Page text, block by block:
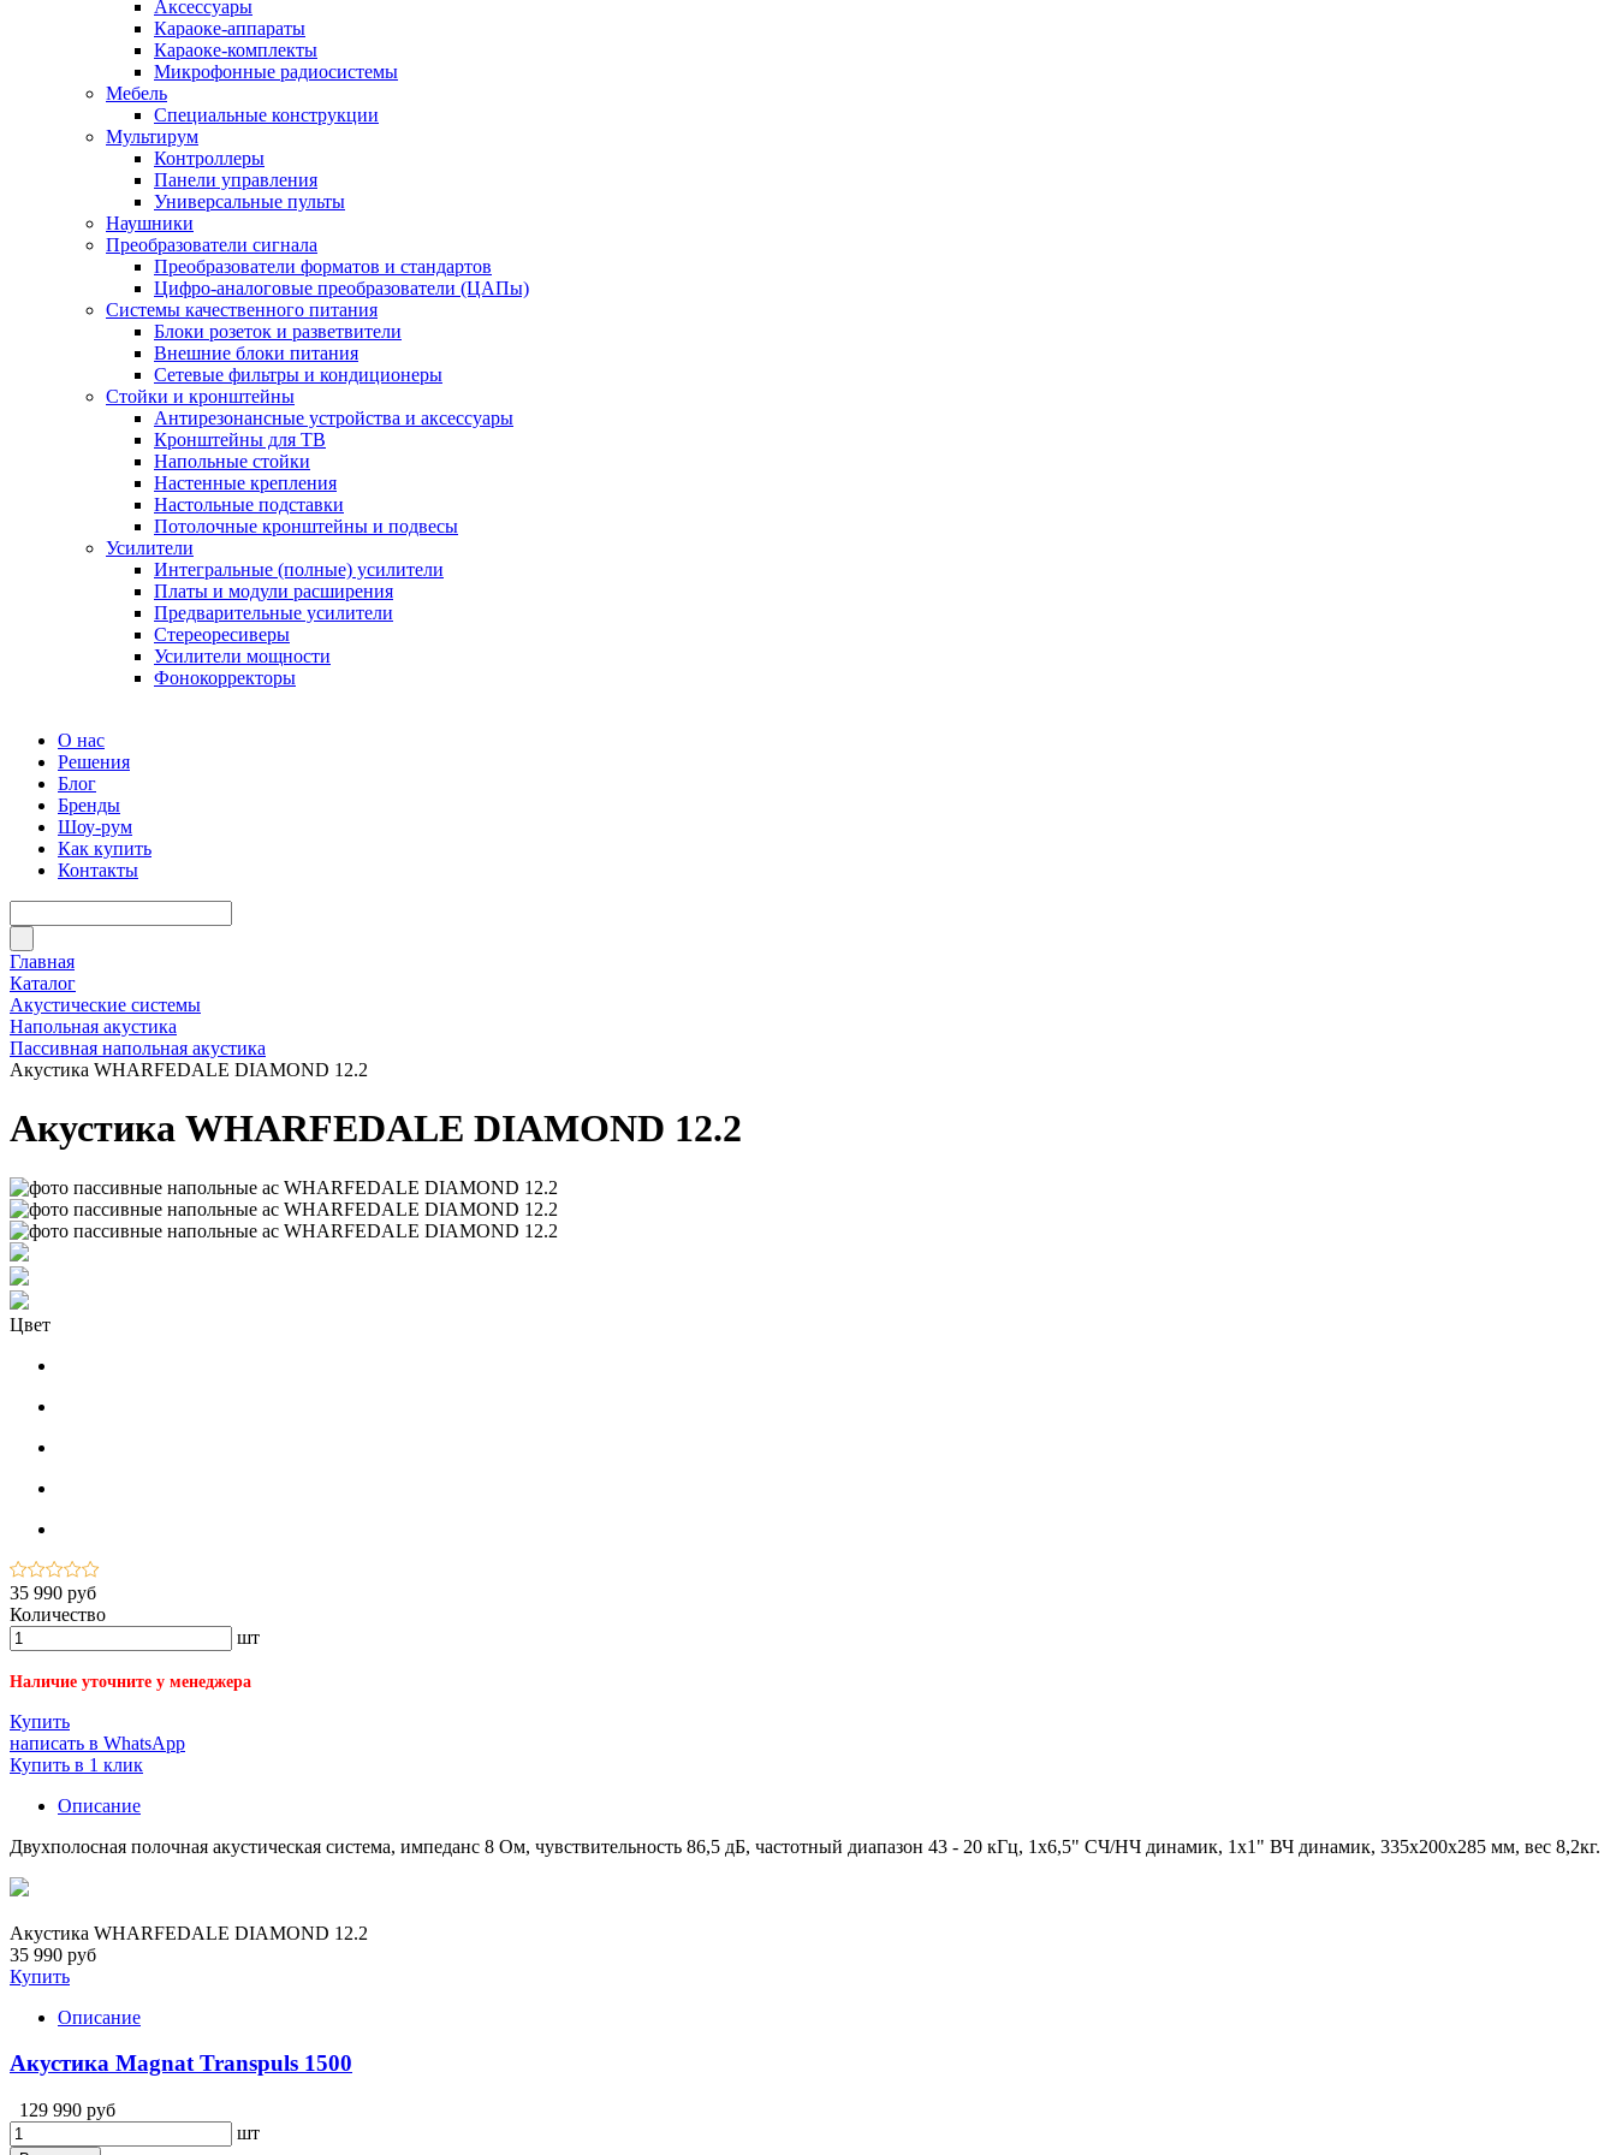
Аксессуары
Караоке-аппараты
Караоке-комплекты
Микрофонные радиосистемы
Мебель
Специальные конструкции
Мультирум
Контроллеры
Панели управления
Универсальные пульты
Наушники
Преобразователи сигнала
Преобразователи форматов и стандартов
Цифро-аналоговые преобразователи (ЦАПы)
Системы качественного питания
Блоки розеток и разветвители
Внешние блоки питания
Сетевые фильтры и кондиционеры
Стойки и кронштейны
Антирезонансные устройства и аксессуары
Кронштейны для ТВ
Напольные стойки
Настенные крепления
Настольные подставки
Потолочные кронштейны и подвесы
Усилители
Интегральные (полные) усилители
Платы и модули расширения
Предварительные усилители
Стереоресиверы
Усилители мощности
Фонокорректоры
О нас
Решения
Блог
Бренды
Шоу-рум
Как купить
Контакты
Главная
Каталог
Акустические системы
Напольная акустика
Пассивная напольная акустика
Акустика WHARFEDALE DIAMOND 12.2
Акустика WHARFEDALE DIAMOND 12.2
Цвет
35 990 руб
Количество
шт
Наличие уточните у менеджера
Купить
написать в WhatsApp
Купить в 1 клик
Описание
Двухполосная полочная акустическая система, импеданс 8 Ом, чувствительность 86,5 дБ, частотный диапазон 43 - 20 кГц, 1х6,5" СЧ/НЧ динамик, 1х1" ВЧ динамик, 335х200х285 мм, вес 8,2кг.
Акустика WHARFEDALE DIAMOND 12.2
35 990 руб
Купить
Описание
Акустика Magnat Transpuls 1500
129 990 руб
шт